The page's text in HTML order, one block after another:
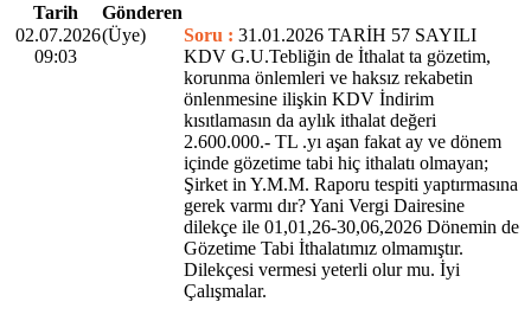
Tarih
Gönderen
02.07.2026
09:03
(Üye) Soru : 31.01.2026 TARİH 57 SAYILI
KDV G.U.Tebliğin de İthalat ta gözetim,
korunma önlemleri ve haksız rekabetin
önlenmesine ilişkin KDV İndirim
kısıtlamasın da aylık ithalat değeri
2.600.000.- TL .yı aşan fakat ay ve dönem
içinde gözetime tabi hiç ithalatı olmayan;
Şirket in Y.M.M. Raporu tespiti yaptırmasına
gerek varmı dır? Yani Vergi Dairesine
dilekçe ile 01,01,26-30,06,2026 Dönemin de
Gözetime Tabi İthalatımız olmamıştır.
Dilekçesi vermesi yeterli olur mu. İyi
Çalışmalar.